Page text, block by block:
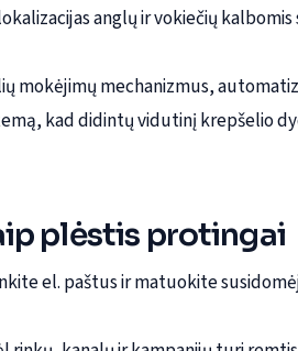
anglų ir vokiečių
mokėjimų mechanizmus,
kad didintų vidutinį krepšelio
plėstis protingai
el. paštus ir matuokite